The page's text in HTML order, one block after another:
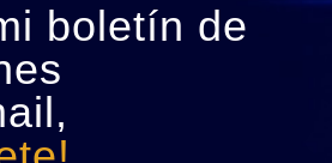
boletín de